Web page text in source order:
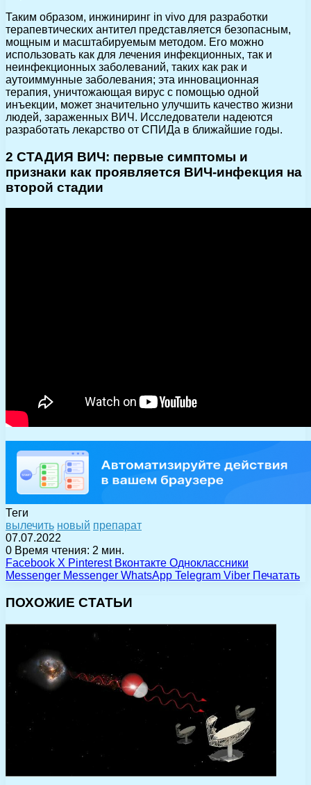
Таким образом, инжиниринг in vivo для разработки
терапевтических антител представляется безопасным,
мощным и масштабируемым методом. Его можно
использовать как для лечения инфекционных, так и
неинфекционных заболеваний, таких как рак и
аутоиммунные заболевания; эта инновационная
терапия, уничтожающая вирус с помощью одной
инъекции, может значительно улучшить качество жизни
людей, зараженных ВИЧ. Исследователи надеются
разработать лекарство от СПИДа в ближайшие годы.
2 СТАДИЯ ВИЧ: первые симптомы и
признаки как проявляется ВИЧ-инфекция на
второй стадии
Теги
вылечить новый препарат
07.07.2022
0 Время чтения: 2 мин.
Facebook X Pinterest Вконтакте Одноклассники
Messenger Messenger WhatsApp Telegram Viber Печатать
ПОХОЖИЕ СТАТЬИ